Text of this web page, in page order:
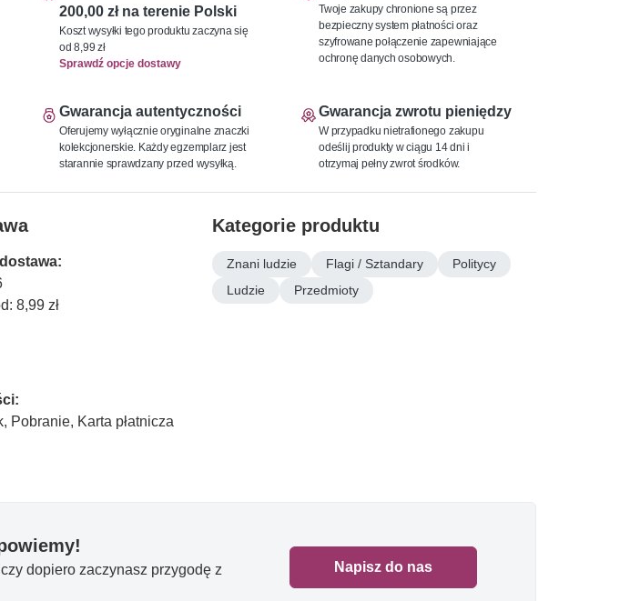
200,00 zł na terenie Polski
Koszt wysyłki tego produktu zaczyna się
od 8,99 zł
Sprawdź opcje dostawy
Twoje zakupy chronione są przez
bezpieczny system płatności oraz
szyfrowane połączenie zapewniające
ochronę danych osobowych.
Gwarancja autentyczności
Oferujemy wyłącznie oryginalne znaczki
kolekcjonerskie. Każdy egzemplarz jest
starannie sprawdzany przed wysyłką.
Gwarancja zwrotu pieniędzy
W przypadku nietrafionego zakupu
odeślij produkty w ciągu 14 dni i
otrzymaj pełny zwrot środków.
8,99 zł
Pobranie, Karta płatnicza
Kategorie produktu
Znani ludzie Flagi / Sztandary
Politycy
Ludzie
Przedmioty
dopiero zaczynasz przygodę z
Napisz do nas